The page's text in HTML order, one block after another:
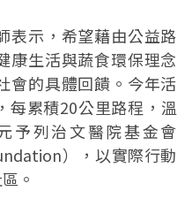
表示，希望藉由公益路
康生活與蔬食環保理念
會的具體回饋。今年活
每累積20公里路程，溫
予列治文醫院基金會
），以實際行動
。